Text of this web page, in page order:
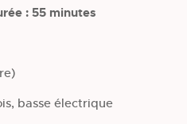
: 55 minutes
basse électrique